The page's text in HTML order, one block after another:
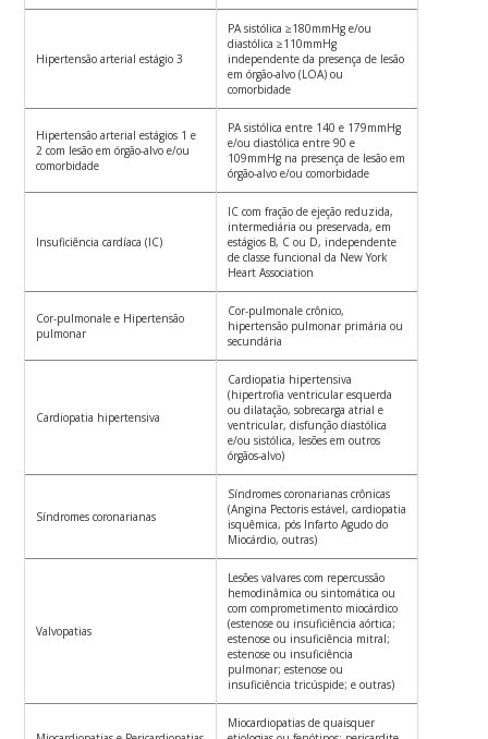
Hipertensão arterial estágio 3
PA sistólica ≥180mmHg e/ou
diastólica ≥110mmHg
independente da presença de lesão
em órgão-alvo (LOA) ou
comorbidade
Hipertensão arterial estágios 1 e
2 com lesão em órgão-alvo e/ou
comorbidade
PA sistólica entre 140 e 179mmHg
e/ou diastólica entre 90 e
109mmHg na presença de lesão em
órgão-alvo e/ou comorbidade
Insuficiência cardíaca (IC)
IC com fração de ejeção reduzida,
intermediária ou preservada, em
estágios B, C ou D, independente
de classe funcional da New York
Heart Association
Cor-pulmonale e Hipertensão
pulmonar
Cor-pulmonale crônico,
hipertensão pulmonar primária ou
secundária
Cardiopatia hipertensiva
Cardiopatia hipertensiva
(hipertrofia ventricular esquerda
ou dilatação, sobrecarga atrial e
ventricular, disfunção diastólica
e/ou sistólica, lesões em outros
órgãos-alvo)
Síndromes coronarianas
Síndromes coronarianas crônicas
(Angina Pectoris estável, cardiopatia
isquêmica, pós Infarto Agudo do
Miocárdio, outras)
Valvopatias
Lesões valvares com repercussão
hemodinâmica ou sintomática ou
com comprometimento miocárdico
(estenose ou insuficiência aórtica;
estenose ou insuficiência mitral;
estenose ou insuficiência
pulmonar; estenose ou
insuficiência tricúspide; e outras)
Miocardiopatias de quaisquer